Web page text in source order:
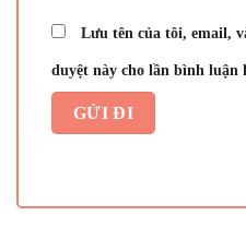
Lưu tên của tôi, email,
duyệt này cho lần bình luận